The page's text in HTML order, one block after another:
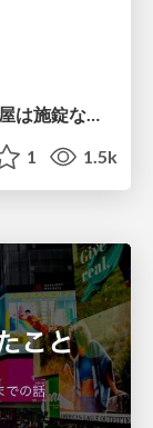
オートロックマンションなのに、各部屋は施錠なし！？ 攻撃者が組織内ネットワークで大暴れする理由 / The Front Door Is Locked, but the Rooms Are Wide Open: Why Attackers Move Freely Inside Enterprise Networks
1 1.5k